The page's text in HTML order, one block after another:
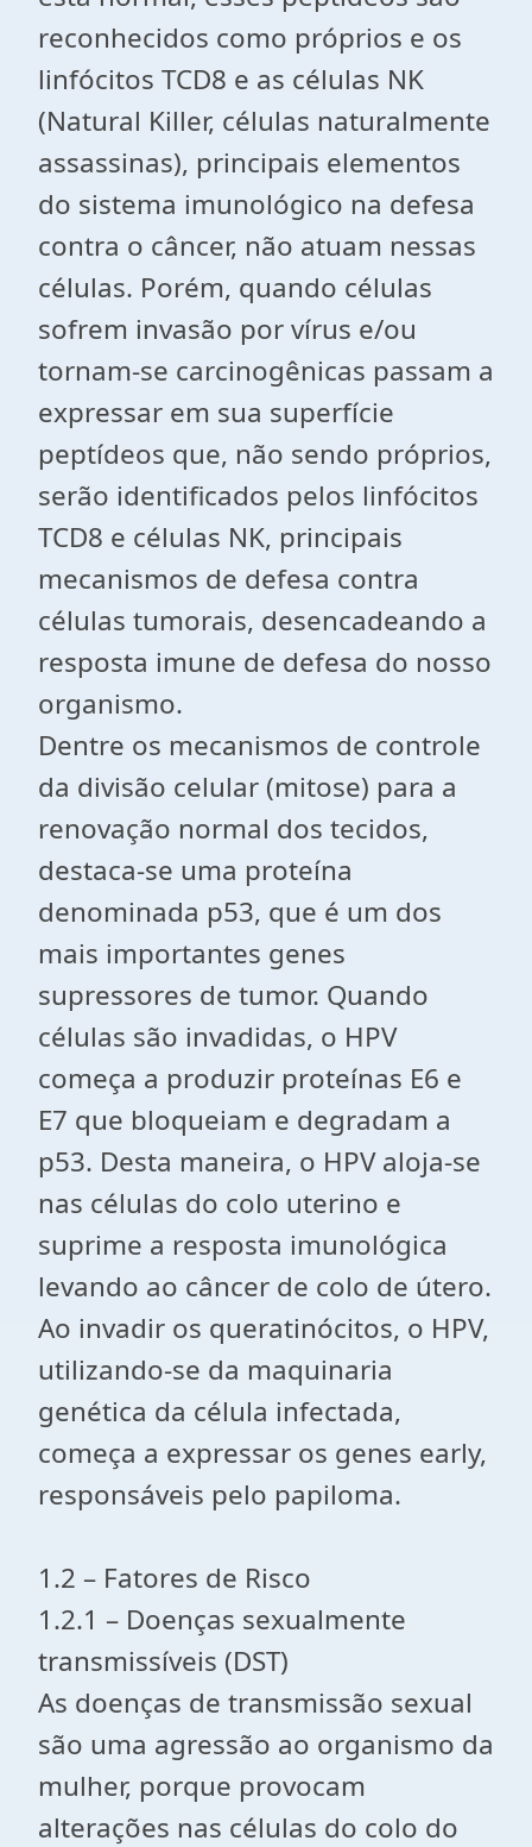
reconhecidos como próprios e os
linfócitos TCD8 e as células NK
(Natural Killer, células naturalmente
assassinas), principais elementos
do sistema imunológico na defesa
contra o câncer, não atuam nessas
células. Porém, quando células
sofrem invasão por vírus e/ou
tornam-se carcinogênicas passam a
expressar em sua superfície
peptídeos que, não sendo próprios,
serão identificados pelos linfócitos
TCD8 e células NK, principais
mecanismos de defesa contra
células tumorais, desencadeando a
resposta imune de defesa do nosso
organismo.
Dentre os mecanismos de controle
da divisão celular (mitose) para a
renovação normal dos tecidos,
destaca-se uma proteína
denominada p53, que é um dos
mais importantes genes
supressores de tumor. Quando
células são invadidas, o HPV
começa a produzir proteínas E6 e
E7 que bloqueiam e degradam a
p53. Desta maneira, o HPV aloja-se
nas células do colo uterino e
suprime a resposta imunológica
levando ao câncer de colo de útero.
Ao invadir os queratinócitos, o HPV,
utilizando-se da maquinaria
genética da célula infectada,
começa a expressar os genes early,
responsáveis pelo papiloma.
1.2 – Fatores de Risco
1.2.1 – Doenças sexualmente
transmissíveis (DST)
As doenças de transmissão sexual
são uma agressão ao organismo da
mulher, porque provocam
alterações nas células do colo do